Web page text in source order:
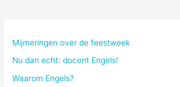
Mijmeringen over de feestweek
Nu dan echt: docent Engels!
Waarom Engels?